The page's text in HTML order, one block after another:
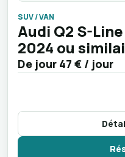
SUV / VAN
Audi Q2 S-
2024 ou
De jour 47 € / jour